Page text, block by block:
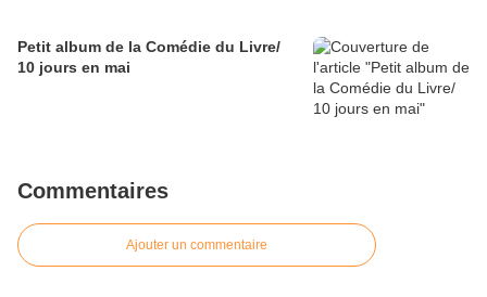
Petit album de la Comédie du Livre/
10 jours en mai
Commentaires
Ajouter un commentaire